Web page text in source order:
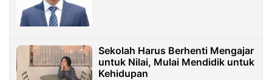
Sekolah Harus Berhenti Mengajar
untuk Nilai, Mulai Mendidik untuk
Kehidupan